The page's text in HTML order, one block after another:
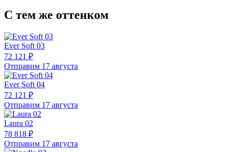
С тем же оттенком
Ever Soft 03
72 121 ₽
Отправим 17 августа
Ever Soft 04
72 121 ₽
Отправим 17 августа
Laura 02
78 818 ₽
Отправим 17 августа